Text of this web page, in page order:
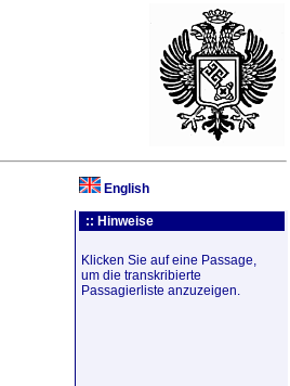
English
:: Hinweise
Klicken Sie auf eine Passage,
um die transkribierte
Passagierliste anzuzeigen.